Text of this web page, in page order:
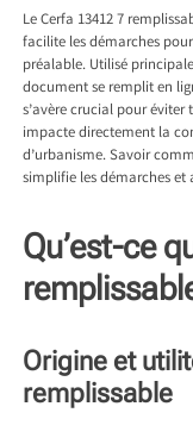
Le Cerfa 13412 7
facilite les démarches
préalable. Utilisé
document se remplit en
s’avère crucial pour
impacte directement la
d’urbanisme. Savoir
simplifie les démarches et
Qu’est-ce
Origine et
remplissable